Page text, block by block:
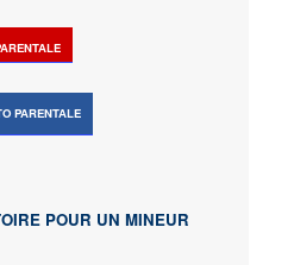
PARENTALE
POUR UN MINEUR